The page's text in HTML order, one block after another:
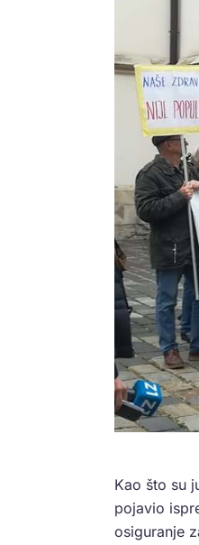
Kao što su
pojavio
osiguranje